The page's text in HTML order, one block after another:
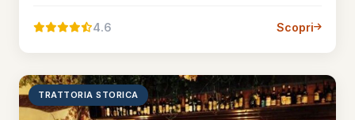
4.6 Scopri
TRATTORIA STORICA